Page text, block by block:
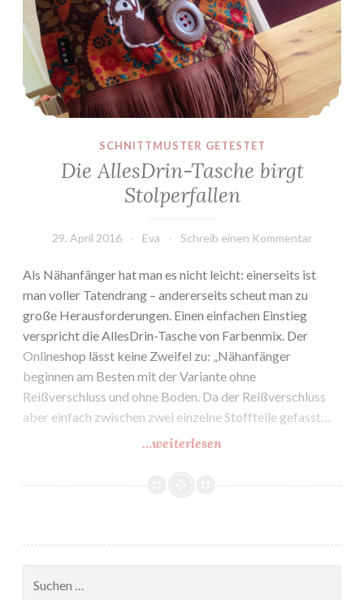
SCHNITTMUSTER GETESTET
Die AllesDrin-Tasche birgt
Stolperfallen
29. April 2016 Eva Schreib einen Kommentar
Als Nähanfänger hat man es nicht leicht: einerseits ist
man voller Tatendrang – andererseits scheut man zu
große Herausforderungen. Einen einfachen Einstieg
verspricht die AllesDrin-Tasche von Farbenmix. Der
Onlineshop lässt keine Zweifel zu: „Nähanfänger
beginnen am Besten mit der Variante ohne
Reißverschluss und ohne Boden. Da der Reißverschluss
aber einfach zwischen zwei einzelne Stoffteile gefasst…
…weiterlesen
Tasche
nach: